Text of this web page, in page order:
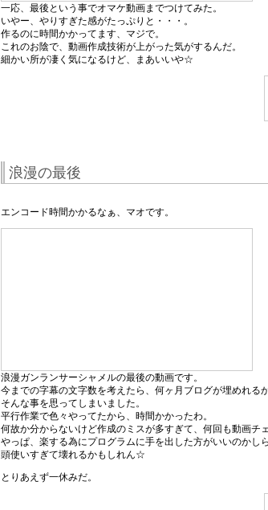
一応、最後という事でオマケ動画までつけてみた。
いやー、やりすぎた感がたっぷりと・・・。
作るのに時間かかってます、マジで。
これのお陰で、動画作成技術が上がった気がするんだ。
細かい所が凄く気になるけど、まあいいや☆
浪漫の最後
エンコード時間かかるなぁ、マオです。
浪漫ガンランサーシャメルの最後の動画です。
今までの字幕の文字数を考えたら、何ヶ月ブログが埋めれるか
そんな事を思ってしまいました。
平行作業で色々やってたから、時間かかったわ。
何故か分からないけど作成のミスが多すぎて、何回も動画チ
やっぱ、楽する為にプログラムに手を出した方がいいのかしら
頭使いすぎて壊れるかもしれん☆
とりあえず一休みだ。